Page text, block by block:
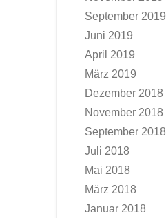
September 2019
Juni 2019
April 2019
März 2019
Dezember 2018
November 2018
September 2018
Juli 2018
Mai 2018
März 2018
Januar 2018